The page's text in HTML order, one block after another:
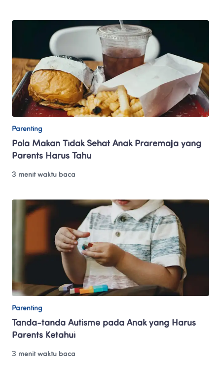
Parenting
Pola Makan Tidak Sehat Anak Praremaja yang
Parents Harus Tahu
3 menit waktu baca
Parenting
Tanda-tanda Autisme pada Anak yang Harus
Parents Ketahui
3 menit waktu baca